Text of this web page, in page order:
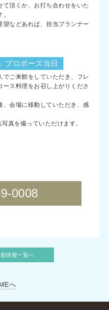
て頂くか、お打ち合わせをいた
などあれば、担当プランナー
プロポーズ当日
でご来館をしていただき、フレ
ース料理をお召し上がりくださ
、会場に移動していただき、感
真を撮っていただけます。
0008
情報一覧へ
へ